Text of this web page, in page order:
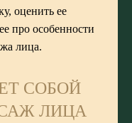
оценить ее
про особенности
лица.
СОБОЙ
ЛИЦА